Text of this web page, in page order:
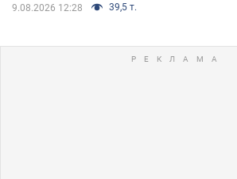
9.08.2026 12:28 39,5 т.